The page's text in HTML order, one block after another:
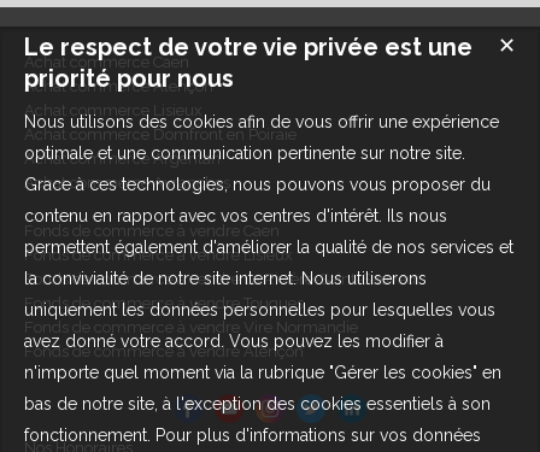
Achat commerce Caen
Achat commerce Alençon
Achat commerce Lisieux
Achat commerce Domfront en Poiraie
Achat commerce Argentan
Achat commerce Avranches
Fonds de commerce à vendre Caen
Fonds de commerce à vendre Lisieux
Fonds de commerce à vendre La Rivière-Saint-Sauveur
Fonds de commerce à vendre Touques
Fonds de commerce à vendre Vire Normandie
Fonds de commerce à vendre Alençon
Nos Honoraires
✕
Le respect de votre vie privée est une
priorité pour nous
Nous utilisons des cookies afin de vous offrir une expérience
optimale et une communication pertinente sur notre site.
Grace à ces technologies, nous pouvons vous proposer du
contenu en rapport avec vos centres d'intérêt. Ils nous
permettent également d'améliorer la qualité de nos services et
la convivialité de notre site internet. Nous utiliserons
uniquement les données personnelles pour lesquelles vous
avez donné votre accord. Vous pouvez les modifier à
n'importe quel moment via la rubrique "Gérer les cookies" en
bas de notre site, à l'exception des cookies essentiels à son
fonctionnement. Pour plus d'informations sur vos données